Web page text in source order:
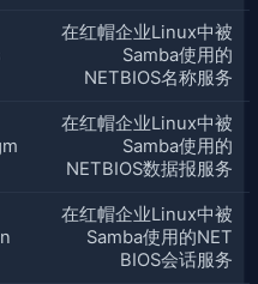
在红帽企业Linux中被
Samba使用的
NETBIOS名称服务
在红帽企业Linux中被
Samba使用的
NETBIOS数据报服务
在红帽企业Linux中被
Samba使用的NET
BIOS会话服务